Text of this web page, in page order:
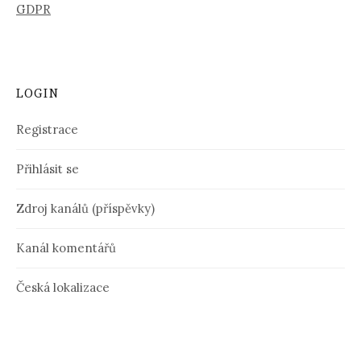
GDPR
LOGIN
Registrace
Přihlásit se
Zdroj kanálů (příspěvky)
Kanál komentářů
Česká lokalizace